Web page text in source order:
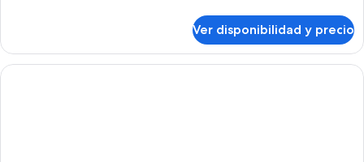
Room-
Non-
Smoking
Ver disponibilidad y precio